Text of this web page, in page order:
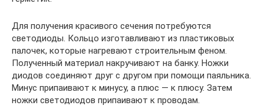
Для получения красивого сечения потребуются
светодиоды. Кольцо изготавливают из пластиковых
палочек, которые нагревают строительным феном.
Полученный материал накручивают на банку. Ножки
диодов соединяют друг с другом при помощи паяльника.
Минус припаивают к минусу, а плюс — к плюсу. Затем
ножки светодиодов припаивают к проводам.